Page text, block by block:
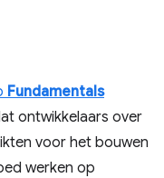
Fundamentals
ontwikkelaars over
voor het bouwen
werken op